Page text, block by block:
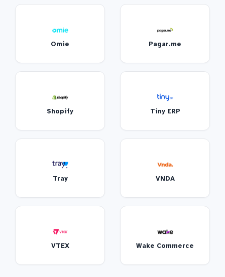
Omie Pagar.me
Shopify Tiny ERP
Tray VNDA
VTEX Wake Commerce